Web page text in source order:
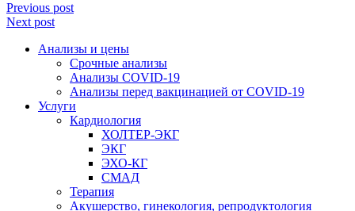
Previous post
Next post
Анализы и цены
Срочные анализы
Анализы COVID-19
Анализы перед вакцинацией от COVID-19
Услуги
Кардиология
ХОЛТЕР-ЭКГ
ЭКГ
ЭХО-КГ
СМАД
Терапия
Акушерство, гинекология, репродуктология